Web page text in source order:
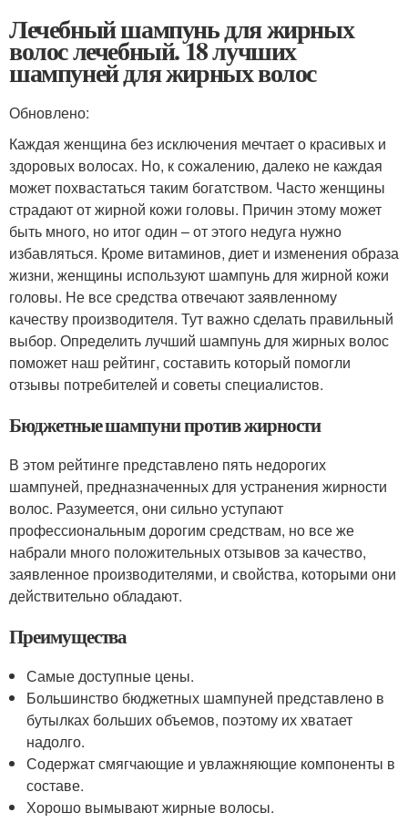
Лечебный шампунь для жирных
волос лечебный. 18 лучших
шампуней для жирных волос
Обновлено:
Каждая женщина без исключения мечтает о красивых и
здоровых волосах. Но, к сожалению, далеко не каждая
может похвастаться таким богатством. Часто женщины
страдают от жирной кожи головы. Причин этому может
быть много, но итог один – от этого недуга нужно
избавляться. Кроме витаминов, диет и изменения образа
жизни, женщины используют шампунь для жирной кожи
головы. Не все средства отвечают заявленному
качеству производителя. Тут важно сделать правильный
выбор. Определить лучший шампунь для жирных волос
поможет наш рейтинг, составить который помогли
отзывы потребителей и советы специалистов.
Бюджетные шампуни против жирности
В этом рейтинге представлено пять недорогих
шампуней, предназначенных для устранения жирности
волос. Разумеется, они сильно уступают
профессиональным дорогим средствам, но все же
набрали много положительных отзывов за качество,
заявленное производителями, и свойства, которыми они
действительно обладают.
Преимущества
Самые доступные цены.
Большинство бюджетных шампуней представлено в
бутылках больших объемов, поэтому их хватает
надолго.
Содержат смягчающие и увлажняющие компоненты в
составе.
Хорошо вымывают жирные волосы.